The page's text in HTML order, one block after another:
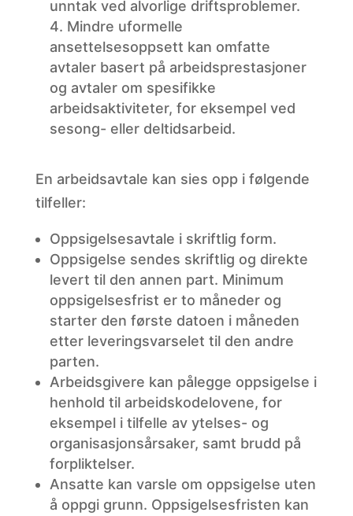
unntak ved alvorlige driftsproblemer.
4. Mindre uformelle
ansettelsesoppsett kan omfatte
avtaler basert på arbeidsprestasjoner
og avtaler om spesifikke
arbeidsaktiviteter, for eksempel ved
sesong- eller deltidsarbeid.
En arbeidsavtale kan sies opp i følgende
tilfeller:
Oppsigelsesavtale i skriftlig form.
Oppsigelse sendes skriftlig og direkte
levert til den annen part. Minimum
oppsigelsesfrist er to måneder og
starter den første datoen i måneden
etter leveringsvarselet til den andre
parten.
Arbeidsgivere kan pålegge oppsigelse i
henhold til arbeidskodelovene, for
eksempel i tilfelle av ytelses- og
organisasjonsårsaker, samt brudd på
forpliktelser.
Ansatte kan varsle om oppsigelse uten
å oppgi grunn. Oppsigelsesfristen kan